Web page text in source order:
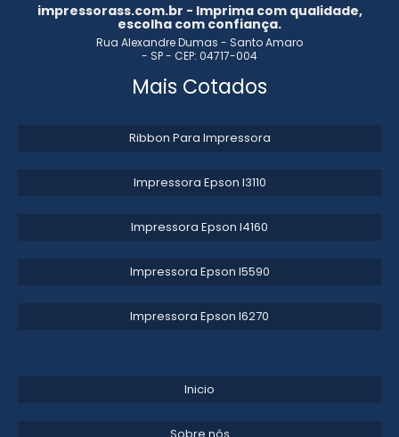
VIDEO SCAN PARA FLEXOGRAFIA
ENGRENAGENS FLEXOGRAFIA
ACOPLAMENTO DENTADO
GRAFICAS DE FLEXOGRAFIA EM SP
VEDACOES PARA FLEXOGRAFIA
VIDEO SCAN FLEXOGRAFIA VALOR
RETIFICA DE TAMBOR CENTRAL
impressorass.com.br - Imprima com qualidade,
escolha com confiança.
Rua Alexandre Dumas - Santo Amaro
- SP - CEP: 04717-004
Mais Cotados
Ribbon Para Impressora
Impressora Epson l3110​
Impressora Epson l4160​
Impressora Epson l5590​
Impressora Epson l6270​
Inicio
Sobre nós